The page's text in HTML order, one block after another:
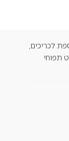
לכריכים,
תפוחי